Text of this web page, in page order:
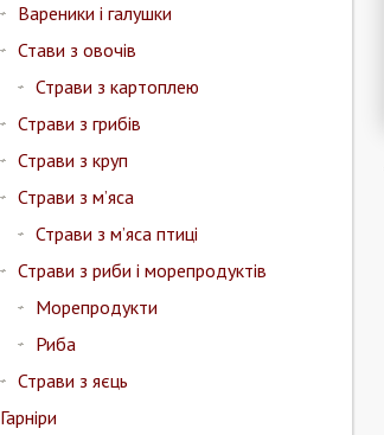
Вареники і галушки
Стави з овочів
Страви з картоплею
Страви з грибів
Страви з круп
Страви з м’яса
Страви з м’яса птиці
Страви з риби і морепродуктів
Морепродукти
Риба
Страви з яєць
Гарніри